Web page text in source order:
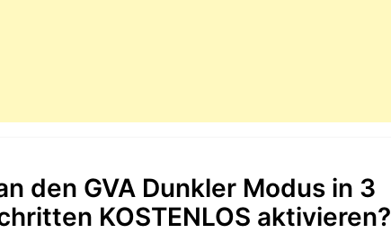
den GVA Dunkler Modus in 3
KOSTENLOS aktivieren?